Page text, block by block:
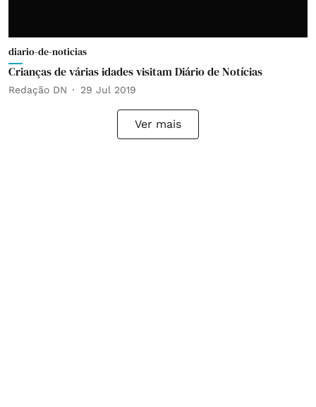
diario-de-noticias
Crianças de várias idades visitam Diário de Notícias
Redação DN 29 Jul 2019
Ver mais